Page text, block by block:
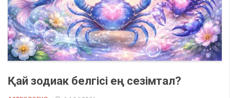
Қай зодиак белгісі ең сезімтал?